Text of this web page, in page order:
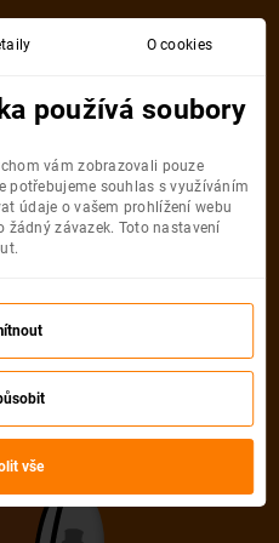
pobyt
najít
ale uvedenou
Možná, že je
URL adresa není
O cookies
používá soubory
vám zobrazovali pouze
potřebujeme souhlas s využíváním
údaje o vašem prohlížení webu
žádný závazek. Toto nastavení
vše